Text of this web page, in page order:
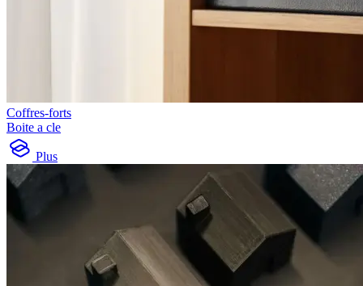
Coffres-forts
Boite a cle
Plus